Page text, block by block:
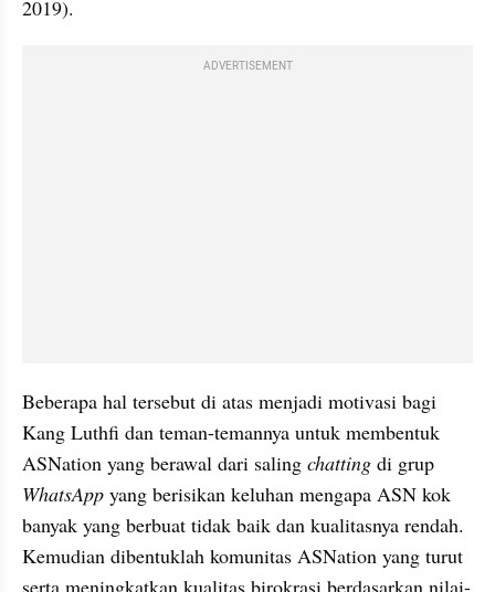
2019).
ADVERTISEMENT
Beberapa hal tersebut di atas menjadi motivasi bagi
Kang Luthfi dan teman-temannya untuk membentuk
ASNation yang berawal dari saling chatting
WhatsApp yang berisikan keluhan mengapa ASN kok
banyak yang berbuat tidak baik dan kualitasnya rendah.
Kemudian dibentuklah komunitas ASNation yang turut
serta meningkatkan kualitas birokrasi berdasarkan nilai-